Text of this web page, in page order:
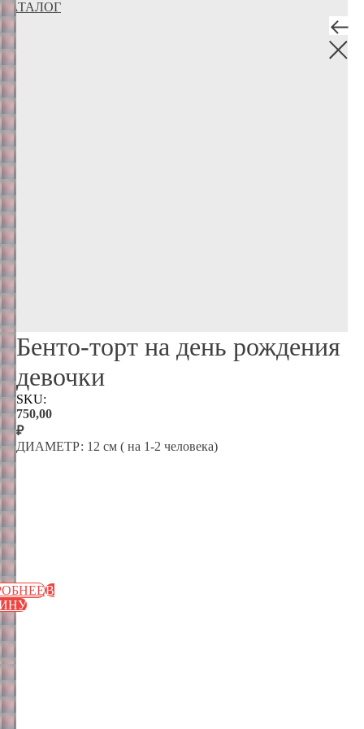
КАТАЛОГ
Бенто-торт на день рождения
девочки
SKU:
750,00
₽
ДИАМЕТР: 12 см ( на 1-2 человека)
В